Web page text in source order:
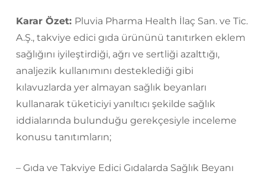
Karar Özet: Pluvia Pharma Health İlaç San. ve Tic.
A.Ş., takviye edici gıda ürününü tanıtırken eklem
sağlığını iyileştirdiği, ağrı ve sertliği azalttığı,
analjezik kullanımını desteklediği gibi
kılavuzlarda yer almayan sağlık beyanları
kullanarak tüketiciyi yanıltıcı şekilde sağlık
iddialarında bulunduğu gerekçesiyle inceleme
konusu tanıtımların;
– Gıda ve Takviye Edici Gıdalarda Sağlık Beyanı